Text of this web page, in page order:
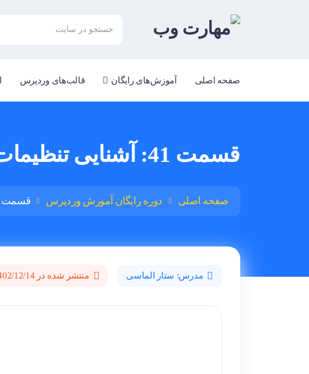
صفحه اصلی آموزش‌های رایگان قالب‌های وردپرس
قسمت 41: آشنایی تنظیمات پیوندهای یکتا در وردپرس
صفحه اصلی دوره رایگان آموزش وردپرس قسمت 41: آشنایی تنظیمات پیوندهای یکتا در وردپرس
مدرس: ستار الماسی منتشر شده در 1402/12/14